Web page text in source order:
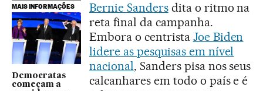
MAIS INFORMAÇÕES
Democratas
começam a
Bernie Sandersdita o ritmo na
reta final da campanha.
Embora o centrista Joe Biden
lidere as pesquisas em nível
nacional, Sanders pisa nos seus
calcanhares em todo o país e é